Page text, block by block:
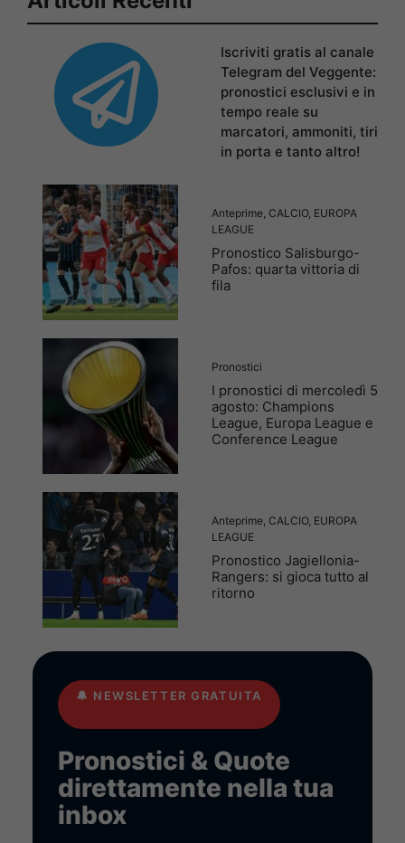
Iscriviti gratis al canale
Telegram del Veggente:
pronostici esclusivi e in
tempo reale su
marcatori, ammoniti, tiri
in porta e tanto altro!
Anteprime, CALCIO, EUROPA
LEAGUE
Pronostico Salisburgo-
Pafos: quarta vittoria di
fila
Pronostici
I pronostici di mercoledì 5
agosto: Champions
League, Europa League e
Conference League
Anteprime, CALCIO, EUROPA
LEAGUE
Pronostico Jagiellonia-
Rangers: si gioca tutto al
ritorno
🔔 NEWSLETTER GRATUITA
Pronostici & Quote
direttamente nella tua
inbox